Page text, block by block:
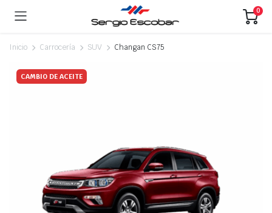
0
Inicio Carrocería SUV Changan CS75
CAMBIO DE ACEITE